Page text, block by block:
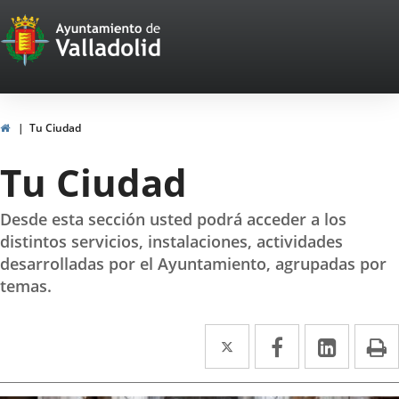
Portal
Web
del
Ayuntamiento
de
Valladolid
InicioTu Ciudad
Tu Ciudad
Desde esta sección usted podrá acceder a los
distintos servicios, instalaciones, actividades
desarrolladas por el Ayuntamiento, agrupadas por
temas.
Twitter
Enlace
a
Facebook
Enlace
a
Enlace
a